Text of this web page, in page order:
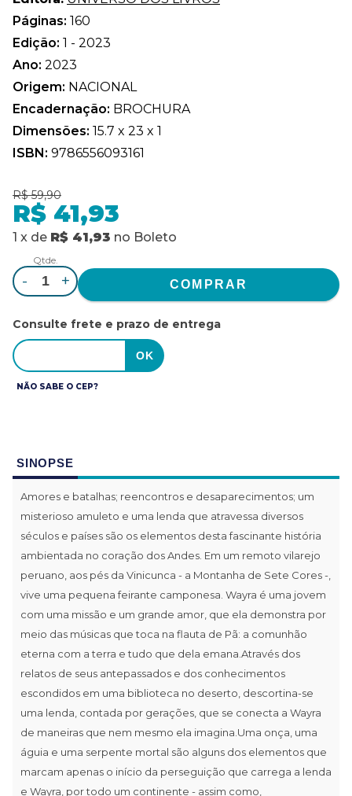
Páginas: 160
Edição: 1 - 2023
Ano: 2023
Origem: NACIONAL
Encadernação: BROCHURA
Dimensões: 15.7 x 23 x 1
ISBN: 9786556093161
R$ 59,90
R$ 41,93
1 x de R$ 41,93 no Boleto
Qtde.
- +
Consulte frete e prazo de entrega
NÃO SABE O CEP?
SINOPSE
Amores e batalhas; reencontros e desaparecimentos; um
misterioso amuleto e uma lenda que atravessa diversos
séculos e países são os elementos desta fascinante história
ambientada no coração dos Andes. Em um remoto vilarejo
peruano, aos pés da Vinicunca - a Montanha de Sete Cores -,
vive uma pequena feirante camponesa. Wayra é uma jovem
com uma missão e um grande amor, que ela demonstra por
meio das músicas que toca na flauta de Pã: a comunhão
eterna com a terra e tudo que dela emana.Através dos
relatos de seus antepassados e dos conhecimentos
escondidos em uma biblioteca no deserto, descortina-se
uma lenda, contada por gerações, que se conecta a Wayra
de maneiras que nem mesmo ela imagina.Uma onça, uma
águia e uma serpente mortal são alguns dos elementos que
marcam apenas o início da perseguição que carrega a lenda
e Wayra, por todo um continente - assim como,